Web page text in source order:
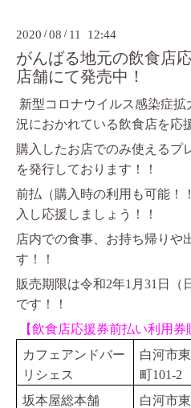
2020 /08 / 11 12:44
がんばる地元の飲食店
店舗にて発売中！
新型コロナウイルス感染症
況におかれている飲食店を応
購入したお店でのみ使えるプ
を発行しております！！
前払（購入時の利用も可能！
入し応援しましょう！！
店内での食事、お持ち帰りや
す！！
販売期限は令和2年1月31日（
です！！
【飲食店応援券前払い利用
カフェアンドバー
リシェス
白河市
町101-2
坂本屋総本舗
白河市